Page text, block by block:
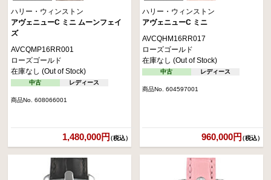
ハリー・ウィンストン
アヴェニューC ミニ ムーンフェイ
ズ
AVCQMP16RR001
ローズゴールド
在庫なし (Out of Stock)
中古 レディース
商品No. 608066001
1,480,000円（税込）
ハリー・ウィンストン
アヴェニューC ミニ
AVCQHM16RR017
ローズゴールド
在庫なし (Out of Stock)
中古 レディース
商品No. 604597001
960,000円（税込）